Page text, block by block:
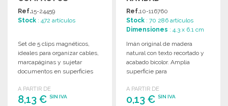
Ref.15-24459
Stock : 472 artículos
Set de 5 clips magnéticos,
ideales para organizar cables,
marcapáginas y sujetar
documentos en superficies
prácticos.
A PARTIR DE
8,13 € SIN IVA
Ref.10-116760
Stock : 70 286 artículos
Dimensiones : 4.3 x 6.1 cm
Imán original de madera
natural con texto recortado y
acabado bicolor. Amplia
superficie para
Europa.
A PARTIR DE
0,13 €SIN IVA